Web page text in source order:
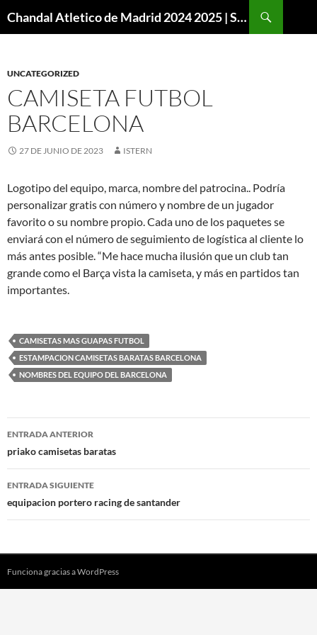
Chandal Atletico de Madrid 2024 2025 | SuperVigo
UNCATEGORIZED
CAMISETA FUTBOL
BARCELONA
27 DE JUNIO DE 2023 ISTERN
Logotipo del equipo, marca, nombre del patrocina.. Podría
personalizar gratis con número y nombre de un jugador
favorito o su nombre propio. Cada uno de los paquetes se
enviará con el número de seguimiento de logística al cliente lo
más antes posible. “Me hace mucha ilusión que un club tan
grande como el Barça vista la camiseta, y más en partidos tan
importantes.
CAMISETAS MAS GUAPAS FUTBOL
ESTAMPACION CAMISETAS BARATAS BARCELONA
NOMBRES DEL EQUIPO DEL BARCELONA
Navegación
de
entradas
ENTRADA ANTERIOR
priako camisetas baratas
ENTRADA SIGUIENTE
equipacion portero racing de santander
Funciona gracias a WordPress